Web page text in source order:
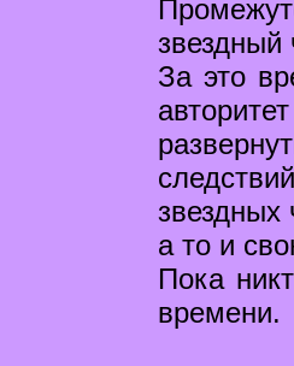
звездный
За это
а то и
Пока
времени.